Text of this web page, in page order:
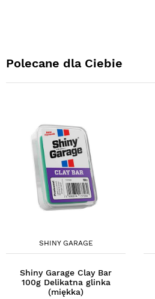
Polecane dla Ciebie
SHINY GARAGE
Shiny Garage Clay Bar
100g Delikatna glinka
(miękka)